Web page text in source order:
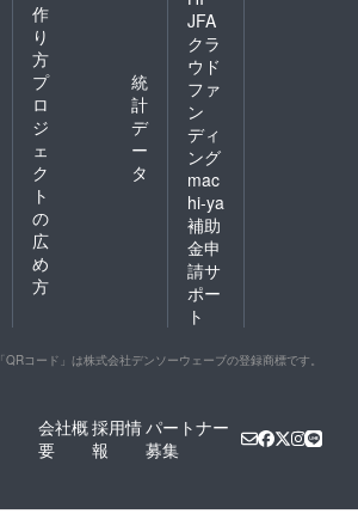
作
り
方
プ
ロ
ジ
ェ
ク
ト
の
広
め
方
統
計
デ
ー
タ
JFA
クラ
ウド
ファ
ン
ディ
ング
mac
hi-ya
補助
金申
請サ
ポー
ト
「QRコード」は株式会社デンソーウェーブの登録商標です。
会社概
要
採用情
報
パートナー
募集